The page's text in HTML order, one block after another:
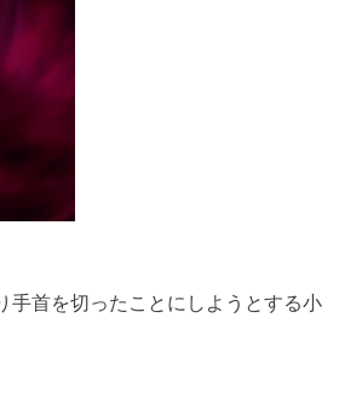
手首を切ったことにしようとする小